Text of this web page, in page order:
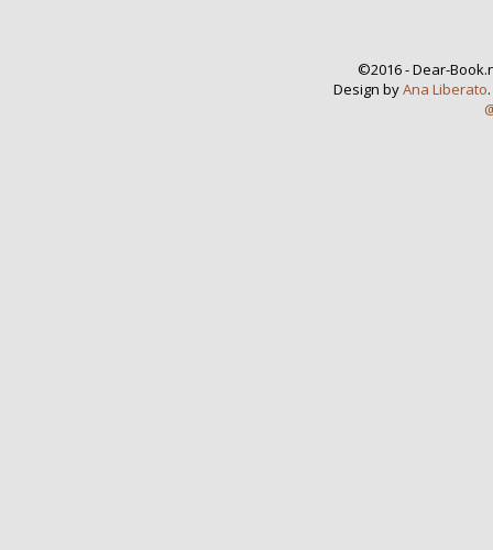
©2016 - Dear-
Design byAna Liberato